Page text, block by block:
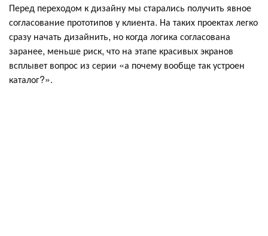
Перед переходом к дизайну мы старались получить явное
согласование прототипов у клиента. На таких проектах легко
сразу начать дизайнить, но когда логика согласована
заранее, меньше риск, что на этапе красивых экранов
всплывет вопрос из серии «а почему вообще так устроен
каталог?».